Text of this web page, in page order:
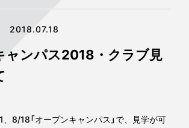
2018.07.18
ャンパス2018・クラブ見
8/18「オープンキャンパス」で、見学が可